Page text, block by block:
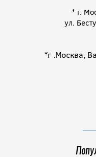
* г.
ул.
*г .Москва,